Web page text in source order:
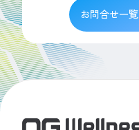
お問合せ一覧